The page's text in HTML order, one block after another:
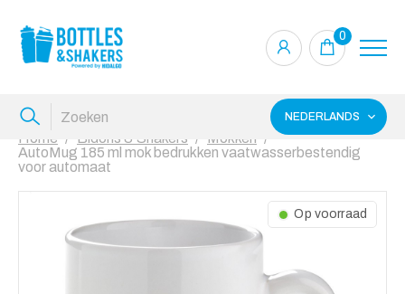
0
NEDERLANDS
Home Bidons & Shakers
Mokken
AutoMug 185 ml mok bedrukken vaatwasserbestendig
voor automaat
Op voorraad